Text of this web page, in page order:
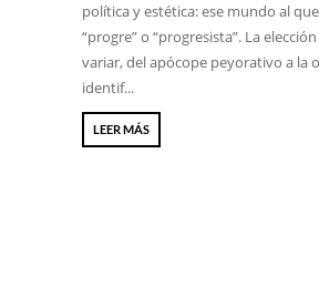
política y estética: ese mundo al
“progre” o “progresista”. La
variar, del apócope peyorativo a la
identif...
LEER MÁS